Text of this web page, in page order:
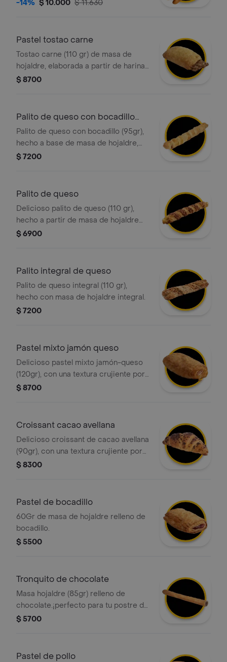
-14% $ 10.000 $ 11.630
Pastel tostao carne
Tostao carne (110 gr) de masa de
hojaldre, elaborada a partir de harina
de trigo fortificada, grasa vegetal y
$ 8700
Palito de queso con bocadillo
tostao
Palito de queso con bocadillo (95gr),
hecho a base de masa de hojaldre,
relleno de queso y bocadillo pulpa de
$ 7200
Palito de queso
Delicioso palito de queso (110 gr),
hecho a partir de masa de hojaldre
con relleno de queso
$ 6900
Palito integral de queso
Palito de queso integral (110 gr),
hecho con masa de hojaldre integral.
$ 7200
Pastel mixto jamón queso
Delicioso pastel mixto jamón-queso
(120gr), con una textura crujiente por
fuera y suave por dentro, elaborado
cualquier momento del día!
$ 8700
Croissant cacao avellana
Delicioso croissant de cacao avellana
(90gr), con una textura crujiente por
fuera y suave por dentro, elaborado
para cualquier momento del día!
$ 8300
Pastel de bocadillo
60Gr de masa de hojaldre relleno de
bocadillo.
$ 5500
Tronquito de chocolate
Masa hojaldre (85gr) relleno de
chocolate.¡perfecto para tu postre del
dia!
$ 5700
Pastel de pollo